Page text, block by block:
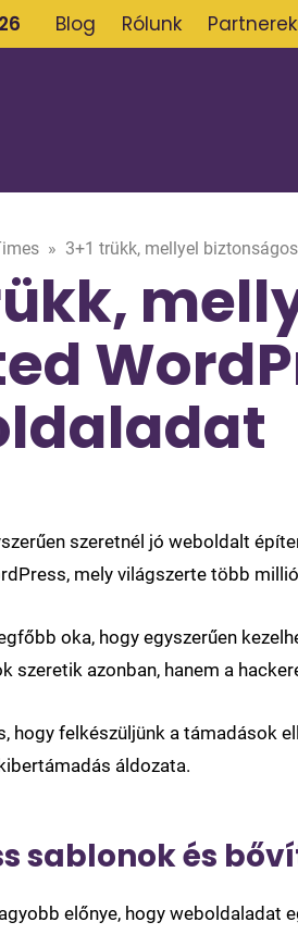
Blog Rólunk
» 3+1 trükk, mellyel
szeretnél jó weboldalt
mely világszerte több
oka, hogy egyszerűen
szeretik azonban, hanem a
hogy felkészüljünk a támadások
áldozata.
sablonok és
előnye, hogy weboldaladat